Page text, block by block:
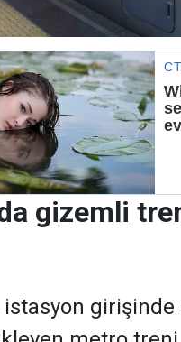
gizemli
girişinde